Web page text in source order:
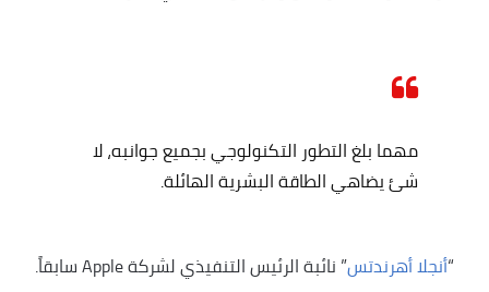
مهما بلغ التطور التكنولوجي بجميع جوانبه، لا
شئ يضاهي الطاقة البشرية الهائلة.
“أنجلا أهرندتس” نائبة الرئيس التنفيذي لشركة Apple سابقاً.